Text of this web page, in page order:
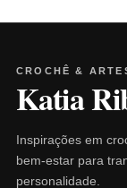
CROCHÊ &
Katia
Inspirações em
bem-estar para
personalidade.